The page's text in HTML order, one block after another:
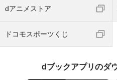
dアニメストア
ドコモスポーツくじ
dブックアプリのダ